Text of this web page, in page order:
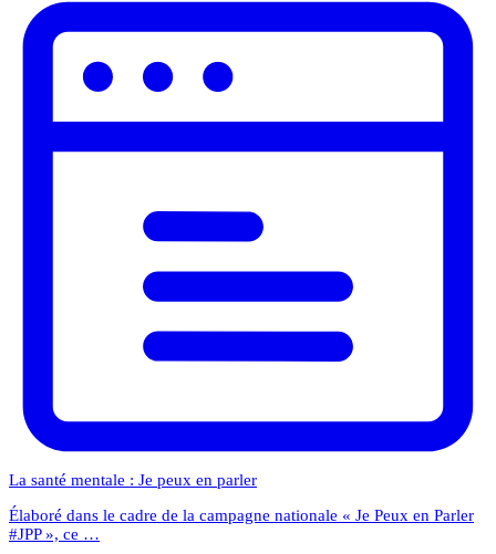
La santé mentale : Je peux en parler
Élaboré dans le cadre de la campagne nationale « Je Peux en Parler
#JPP », ce …